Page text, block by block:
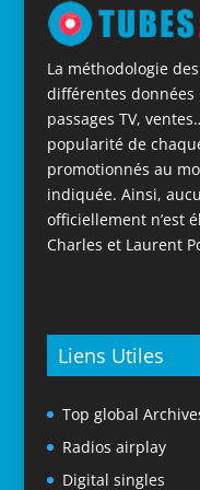
La méthodologie
différentes données
passages TV,
popularité de
promotionnés au
indiquée. Ainsi,
officiellement n’est
Charles et Laurent
Liens Utiles
Top global
Radios airplay
Digital singles